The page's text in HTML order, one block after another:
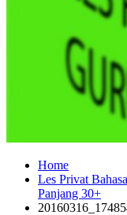
Home
Les Privat
Panjang 30+